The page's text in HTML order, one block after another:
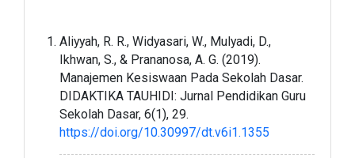
Aliyyah, R. R., Widyasari, W., Mulyadi, D.,
Ikhwan, S., & Prananosa, A. G. (2019).
Manajemen Kesiswaan Pada Sekolah Dasar.
DIDAKTIKA TAUHIDI: Jurnal Pendidikan Guru
Sekolah Dasar, 6(1), 29.
https://doi.org/10.30997/dt.v6i1.1355